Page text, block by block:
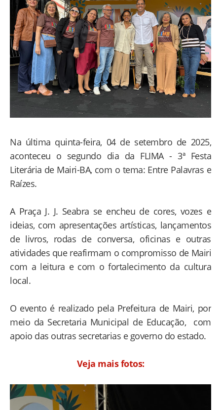
Na última quinta-feira, 04 de setembro de 2025,
aconteceu o segundo dia da FLIMA - 3ª Festa
Literária de Mairi-BA, com o tema: Entre Palavras e
Raízes.
A Praça J. J. Seabra se encheu de cores, vozes e
ideias, com apresentações artísticas, lançamentos
de livros, rodas de conversa, oficinas e outras
atividades que reafirmam o compromisso de Mairi
com a leitura e com o fortalecimento da cultura
local.
O evento é realizado pela Prefeitura de Mairi, por
meio da Secretaria Municipal de Educação, com
apoio das outras secretarias e governo do estado.
Veja mais fotos: